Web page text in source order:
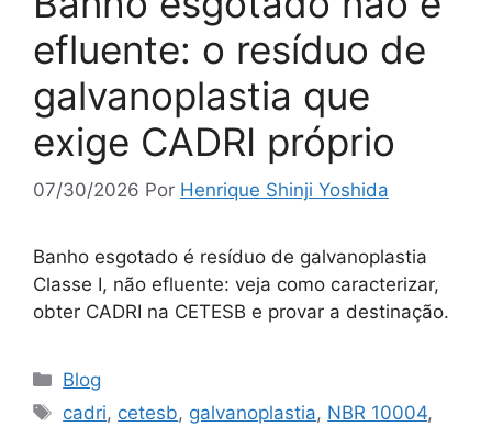
efluente: o resíduo de
galvanoplastia que
exige CADRI próprio
07/30/2026 Por Henrique Shinji Yoshida
Banho esgotado é resíduo de galvanoplastia
Classe I, não efluente: veja como caracterizar,
obter CADRI na CETESB e provar a destinação.
Blog
cadri, cetesb, galvanoplastia, NBR 10004,